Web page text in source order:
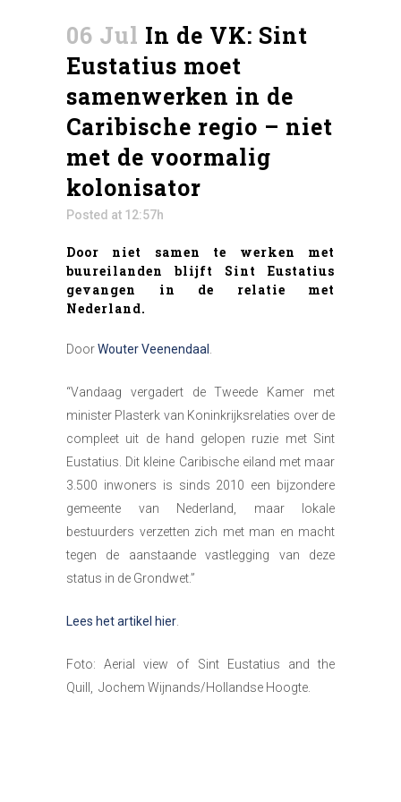
06 Jul In de VK: Sint
Eustatius moet
samenwerken in de
Caribische regio – niet
met de voormalig
kolonisator
Posted at 12:57h
Door niet samen te werken met
buureilanden blijft Sint Eustatius
gevangen in de relatie met
Nederland.
DoorWouter Veenendaal
“Vandaag vergadert de Tweede Kamer met
minister Plasterk van Koninkrijksrelaties over de
compleet uit de hand gelopen ruzie met Sint
Eustatius. Dit kleine Caribische eiland met maar
3.500 inwoners is sinds 2010 een bijzondere
gemeente van Nederland, maar lokale
bestuurders verzetten zich met man en macht
tegen de aanstaande vastlegging van deze
status in de Grondwet.”
Lees het artikel hier
Foto: Aerial view of Sint Eustatius and the
Quill, Jochem Wijnands/Hollandse Hoogte.